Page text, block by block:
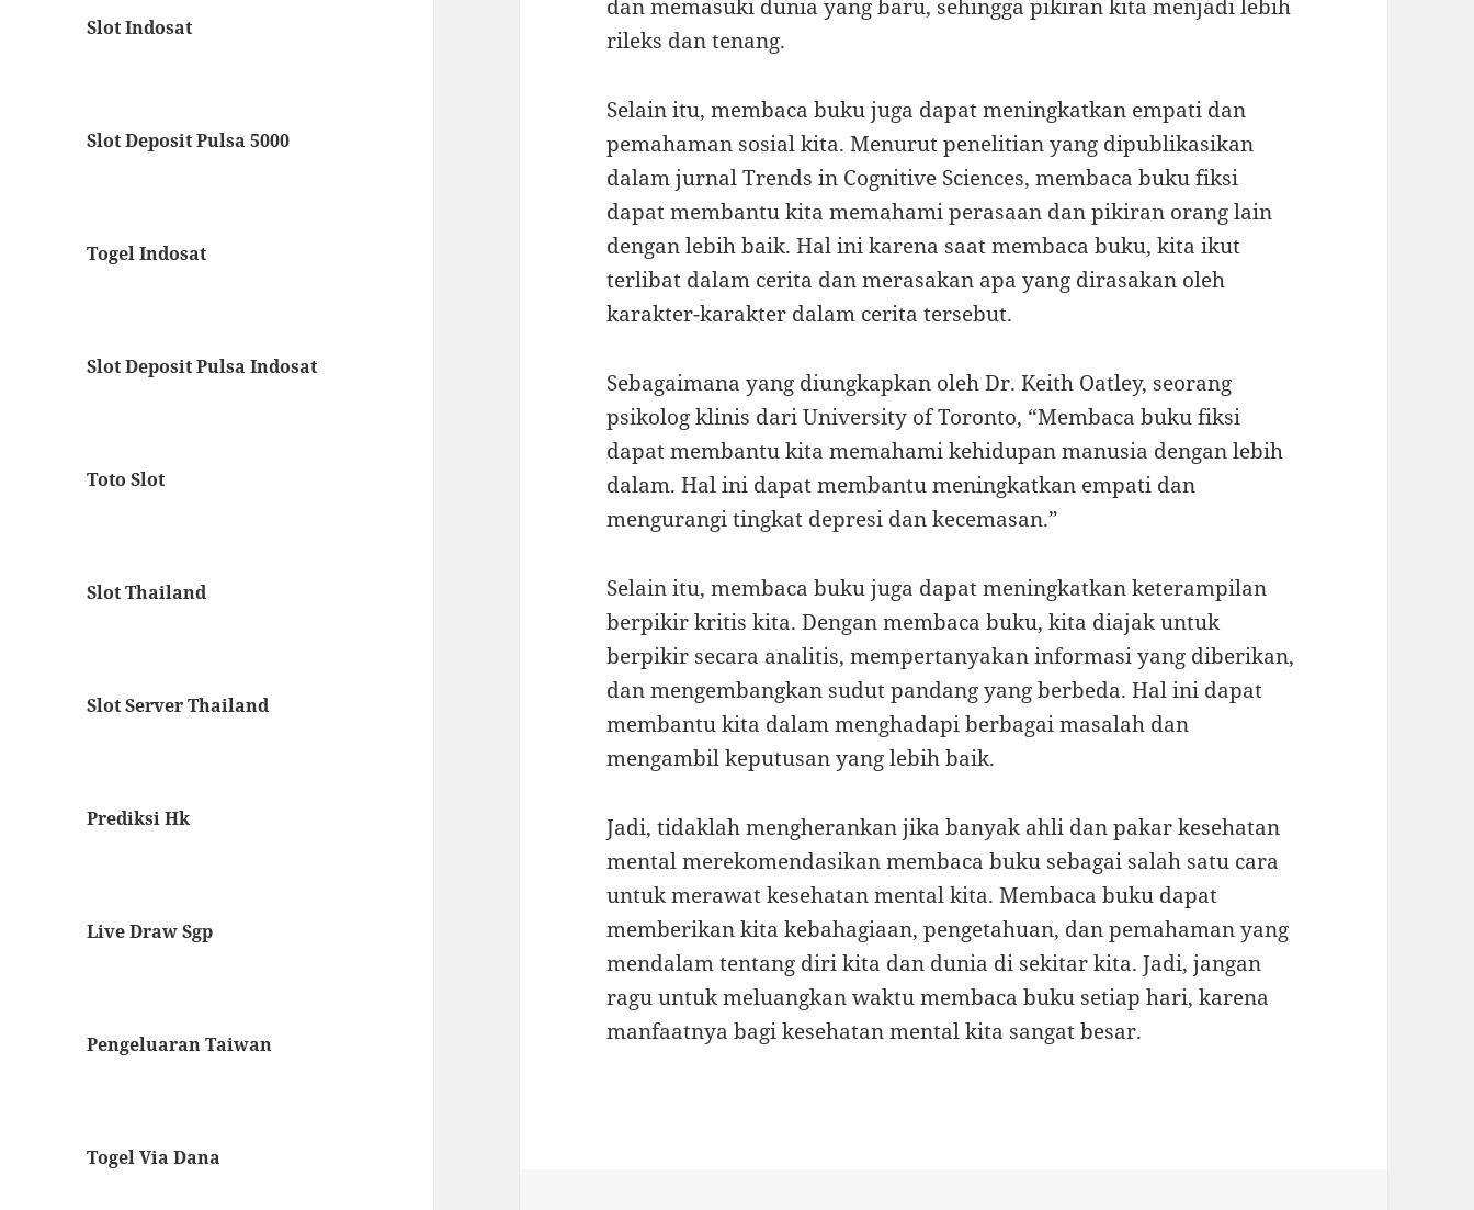
Slot Indosat
Slot Deposit Pulsa 5000
Togel Indosat
Slot Deposit Pulsa Indosat
Toto Slot
Slot Thailand
Slot Server Thailand
Prediksi Hk
Live Draw Sgp
Pengeluaran Taiwan
Togel Via Dana
dan memasuki dunia yang baru, sehingga pikiran kita menjadi lebih
rileks dan tenang.
Selain itu, membaca buku juga dapat meningkatkan empati dan
pemahaman sosial kita. Menurut penelitian yang dipublikasikan
dalam jurnal Trends in Cognitive Sciences, membaca buku fiksi
dapat membantu kita memahami perasaan dan pikiran orang lain
dengan lebih baik. Hal ini karena saat membaca buku, kita ikut
terlibat dalam cerita dan merasakan apa yang dirasakan oleh
karakter-karakter dalam cerita tersebut.
Sebagaimana yang diungkapkan oleh Dr. Keith Oatley, seorang
psikolog klinis dari University of Toronto, “Membaca buku fiksi
dapat membantu kita memahami kehidupan manusia dengan lebih
dalam. Hal ini dapat membantu meningkatkan empati dan
mengurangi tingkat depresi dan kecemasan.”
Selain itu, membaca buku juga dapat meningkatkan keterampilan
berpikir kritis kita. Dengan membaca buku, kita diajak untuk
berpikir secara analitis, mempertanyakan informasi yang diberikan,
dan mengembangkan sudut pandang yang berbeda. Hal ini dapat
membantu kita dalam menghadapi berbagai masalah dan
mengambil keputusan yang lebih baik.
Jadi, tidaklah mengherankan jika banyak ahli dan pakar kesehatan
mental merekomendasikan membaca buku sebagai salah satu cara
untuk merawat kesehatan mental kita. Membaca buku dapat
memberikan kita kebahagiaan, pengetahuan, dan pemahaman yang
mendalam tentang diri kita dan dunia di sekitar kita. Jadi, jangan
ragu untuk meluangkan waktu membaca buku setiap hari, karena
manfaatnya bagi kesehatan mental kita sangat besar.